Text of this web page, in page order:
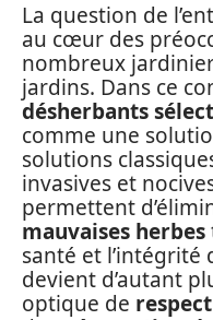
La question de
au cœur des
nombreux
jardins. Dans ce
désherbants
comme une
solutions
invasives et
permettent
mauvaises herbes
santé et l’intégrité
devient d’autant
optique de